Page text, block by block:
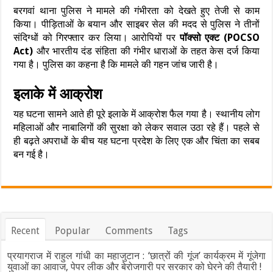
बरगवां थाना पुलिस ने मामले की गंभीरता को देखते हुए तेजी से काम
किया। पीड़िताओं के बयान और साइबर सेल की मदद से पुलिस ने तीनों
संदिग्धों को गिरफ्तार कर लिया। आरोपियों परपॉक्सो एक्ट (POCSO
Act) और भारतीय दंड संहिता की गंभीर धाराओं के तहत केस दर्ज किया
गया है। पुलिस का कहना है कि मामले की गहन जांच जारी है।
इलाके में आक्रोश
यह घटना सामने आते ही पूरे इलाके में आक्रोश फैल गया है। स्थानीय लोग
महिलाओं और नाबालिगों की सुरक्षा को लेकर सवाल उठा रहे हैं। पहले से
ही बढ़ते अपराधों के बीच यह घटना प्रदेश के लिए एक और चिंता का सबब
बन गई है।
Recent Popular Comments Tags
प्रयागराज में राहुल गांधी का महाजुटान : ‘छात्रों की गूंज’ कार्यक्रम में गूंजेगा
युवाओं का आवाज, पेपर लीक और बेरोजगारी पर सरकार को घेरने की तैयारी !